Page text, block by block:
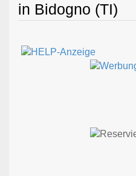
in Bidogno (TI)